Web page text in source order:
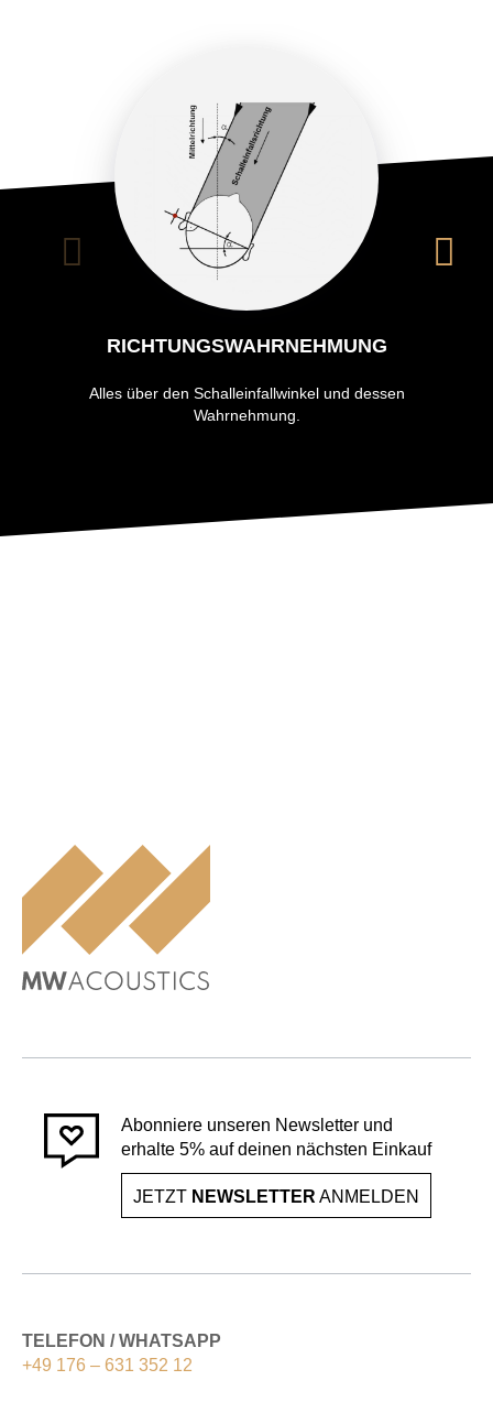
RICHTUNGSWAHRNEHMUNG
Alles über den Schalleinfallwinkel und dessen
Wahrnehmung.
Abonniere unseren Newsletter und
erhalte 5% auf deinen nächsten Einkauf
JETZT NEWSLETTER ANMELDEN
TELEFON / WHATSAPP
+49 176 – 631 352 12